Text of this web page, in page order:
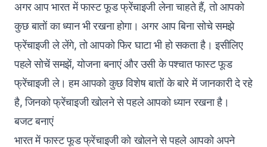
अगर आप भारत में फास्ट फूड फ्रेंचाइजी लेना चाहते हैं, तो आपको
कुछ बातों का ध्यान भी रखना होगा। अगर आप बिना सोचे समझे
फ्रेंचाइजी ले लेंगे, तो आपको फिर घाटा भी हो सकता है। इसीलिए
पहले सोचें समझें, योजना बनाएं और उसी के पश्चात फास्ट फूड
फ्रेंचाइजी ले। हम आपको कुछ विशेष बातों के बारे में जानकारी दे रहे
है, जिनको फ्रेंचाइजी खोलने से पहले आपको ध्यान रखना है।
बजट बनाएं
भारत में फास्ट फूड फ्रेंचाइजी को खोलने से पहले आपको अपने